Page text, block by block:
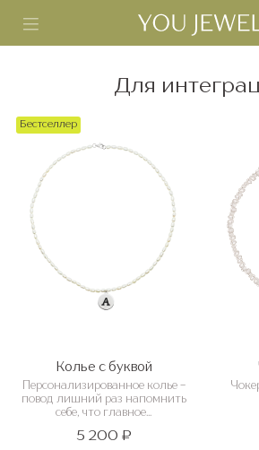
Для
Бестселлер
Колье с буквой
Персонализированное колье -
повод лишний раз напомнить
себе, что главное...
5 200 ₽